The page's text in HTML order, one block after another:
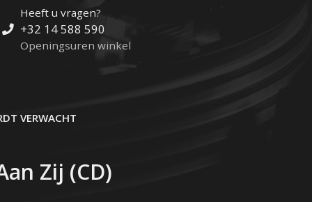
Heeft u vragen?
+32 14 588 590
Openingsuren winkel
VERWACHT
Zij (CD)